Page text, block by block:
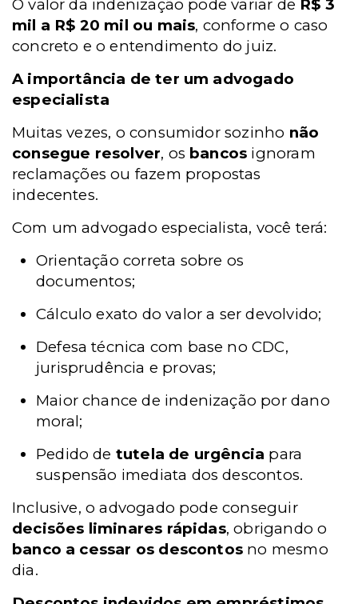
O valor da indenização pode variar de R$ 3
mil a R$ 20 mil ou mais, conforme o caso
concreto e o entendimento do juiz.
A importância de ter um advogado
especialista
Muitas vezes, o consumidor sozinho não
consegue resolver, os bancos ignoram
reclamações ou fazem propostas
indecentes.
Com um advogado especialista, você terá:
Orientação correta sobre os
documentos;
Cálculo exato do valor a ser devolvido;
Defesa técnica com base no CDC,
jurisprudência e provas;
Maior chance de indenização por dano
moral;
Pedido de tutela de urgência para
suspensão imediata dos descontos.
Inclusive, o advogado pode conseguir
decisões liminares rápidas, obrigando o
banco a cessar os descontos no mesmo
dia.